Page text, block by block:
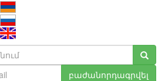
բաժանորդագրվել